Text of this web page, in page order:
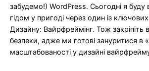
забудемо!) WordPress. Сьогодні я
гідом у пригоді через один із
Дизайну: Вайрфреймінг. Тож закріпіть
безпеки, адже ми готові зануритися в
масштабованості у дизайні